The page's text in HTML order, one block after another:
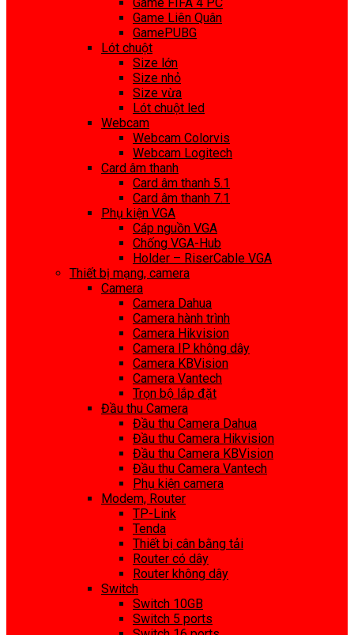
Game Liên Quân
GamePUBG
Lót chuột
Size lớn
Size nhỏ
Size vừa
Lót chuột led
Webcam
Webcam Colorvis
Webcam Logitech
Card âm thanh
Card âm thanh 5.1
Card âm thanh 7.1
Phụ kiện VGA
Cáp nguồn VGA
Chống VGA-Hub
Holder – RiserCable VGA
Thiết bị mạng, camera
Camera
Camera Dahua
Camera hành trình
Camera Hikvision
Camera IP không dây
Camera KBVision
Camera Vantech
Trọn bộ lắp đặt
Đầu thu Camera
Đầu thu Camera Dahua
Đầu thu Camera Hikvision
Đầu thu Camera KBVision
Đầu thu Camera Vantech
Phụ kiện camera
Modem, Router
TP-Link
Tenda
Thiết bị cân bằng tải
Router có dây
Router không dây
Switch
Switch 10GB
Switch 5 ports